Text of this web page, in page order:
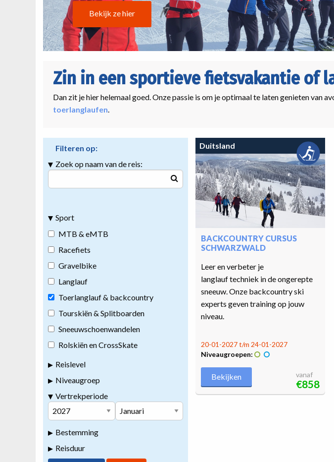
Bekijk ze hier
Zin in een sportieve fietsvakantie of
Dan zit je hier helemaal goed. Onze passie is om je optimaal te laten genieten van
toerlanglaufen.
Filteren op:
Zoek op naam van de reis:
Sport
MTB & eMTB
Racefiets
Gravelbike
Langlauf
Toerlanglauf & backcountry
Tourskiën & Splitboarden
Sneeuwschoenwandelen
Rolskiën en CrossSkate
Reislevel
Niveaugroep
Vertrekperiode
Bestemming
Reisduur
Duitsland
BACKCOUNTRY CURSUS
SCHWARZWALD
Leer en verbeter je
langlauf techniek in de ongerepte
sneeuw. Onze backcountry ski
experts geven training op jouw
niveau.
20-01-2027 t/m 24-01-2027
Niveaugroepen:
Bekijken vanaf
€858